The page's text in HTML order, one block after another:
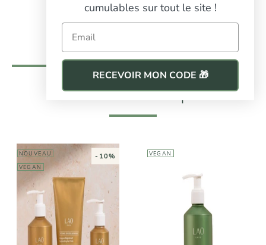
votre routine beauté
Dans la même marque
NOUVEAU
VEGAN
-10%
LAO CARE
Cure
régénérante
VEGAN
LAO CARE
cumulables sur tout le site !
Email
RECEVOIR MON CODE 🎁